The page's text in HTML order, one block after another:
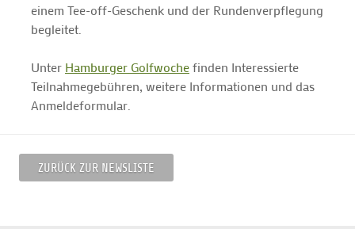
einem Tee-off-Geschenk und der Rundenverpflegung
begleitet.
Unter Hamburger Golfwochefinden Interessierte
Teilnahmegebühren, weitere Informationen und das
Anmeldeformular.
ZURÜCK ZUR NEWSLISTE